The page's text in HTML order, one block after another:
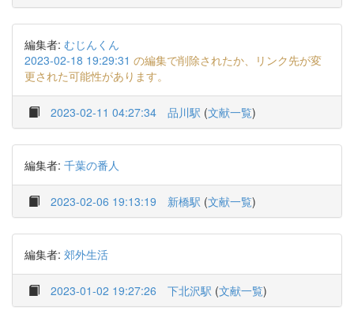
編集者: むじんくん
2023-02-18 19:29:31 の編集で削除されたか、リンク先が変
更された可能性があります。
2023-02-11 04:27:34 品川駅 (文献一覧)
編集者: 千葉の番人
2023-02-06 19:13:19 新橋駅 (文献一覧)
編集者: 郊外生活
2023-01-02 19:27:26 下北沢駅 (文献一覧)